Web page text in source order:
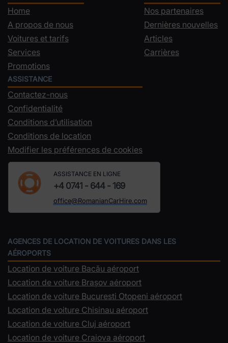
Home
A propos de nous
Voitures et tarifs
Services
Promotions
Nos partenaires
Dernières nouvelles
Articles
Carrières
ASSISTANCE
Contactez-nous
Confidentialité
Conditions d’utilisation
Conditions de location
Modifier les préférences de cookies
ASSISTANCE EN LIGNE
+4 0741 - 644 - 169
office@RomanianCarHire.com
AGENCES DE LOCATION DE VOITURES DANS LES
AÉROPORTS
Location de voiture Bacău aéroport
Location de voiture Brașov aéroport
Location de voiture Bucuresti Otopeni aéroport
Location de voiture Chisinau aéroport
Location de voiture Cluj aéroport
Location de voiture Craiova aéroport